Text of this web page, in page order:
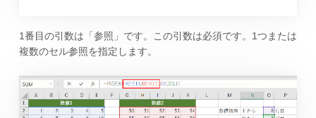
1番目の引数は「参照」です。この引数は必須です。1つまたは
複数のセル参照を指定します。